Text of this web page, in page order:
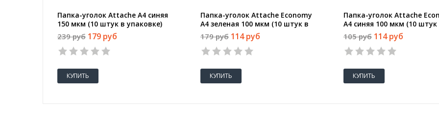
Папка-уголок Attache A4 синяя
150 мкм (10 штук в упаковке)
239 руб 179 руб
КУПИТЬ
Папка-уголок Attache Economy
A4 зеленая 100 мкм (10 штук в
упаковке)
179 руб 114 руб
КУПИТЬ
Папка-уголок Attache
A4 синяя 100 мкм (10 штук
упаковке)
105 руб 114 руб
КУПИТЬ